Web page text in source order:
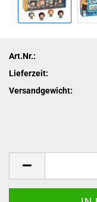
Art.Nr.:
Lieferzeit:
Versandgewicht: